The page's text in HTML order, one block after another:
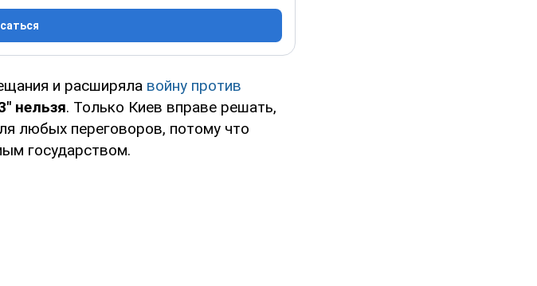
и расширяла войну против
нельзя. Только Киев вправе решать,
любых переговоров, потому что
государством.